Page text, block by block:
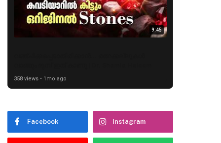
9:45
358 views • 1mo ago
Facebook Instagram